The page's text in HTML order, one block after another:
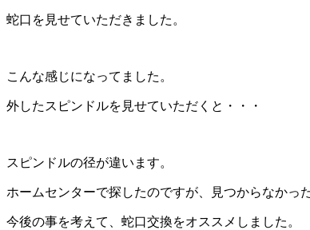
蛇口を見せていただきました。
こんな感じになってました。
外したスピンドルを見せていただくと・・・
スピンドルの径が違います。
ホームセンターで探したのですが、見つからなかっ
今後の事を考えて、蛇口交換をオススメしました。